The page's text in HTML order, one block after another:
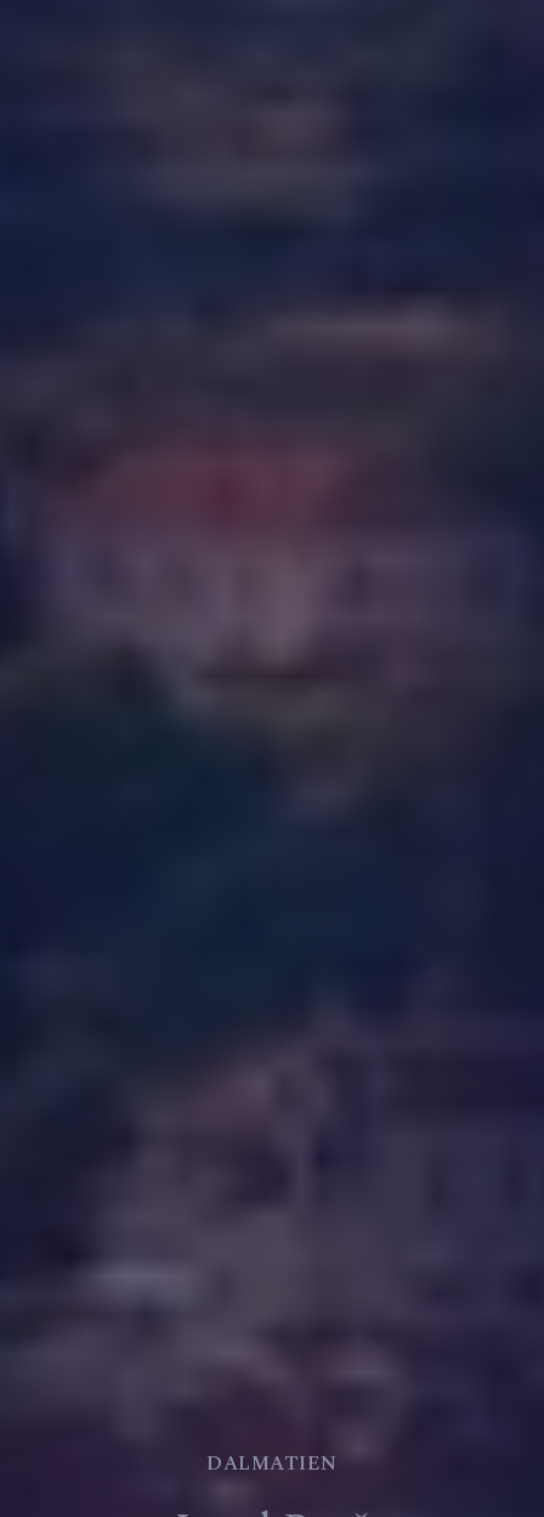
DALMATIEN